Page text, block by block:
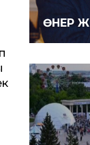
ӨНЕР